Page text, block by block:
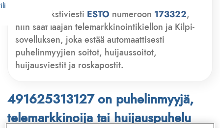
Lähetä tekstiviesti ESTO numeroon 173322,
niin saat laajan telemarkkinointikiellon ja Kilpi-
sovelluksen, joka estää automaattisesti
puhelinmyyjien soitot, huijaussoitot,
huijausviestit ja roskapostit.
491625313127 on puhelinmyyjä,
telemarkkinoija tai huijauspuhelu